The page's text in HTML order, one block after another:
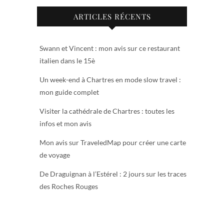
ARTICLES RÉCENTS
Swann et Vincent : mon avis sur ce restaurant
italien dans le 15è
Un week-end à Chartres en mode slow travel :
mon guide complet
Visiter la cathédrale de Chartres : toutes les
infos et mon avis
Mon avis sur TraveledMap pour créer une carte
de voyage
De Draguignan à l’Estérel : 2 jours sur les traces
des Roches Rouges